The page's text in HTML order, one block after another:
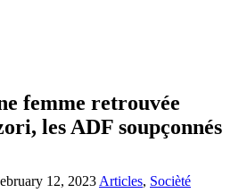
femme retrouvée
les ADF soupçonnés
12, 2023 Articles, Socièté